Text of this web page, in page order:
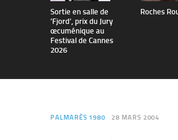
Sortie en salle de
’Fjord’, prix du Jury
œcuménique au
Festival de Cannes
2026
Roches
PALMARÈS 1980 28 MARS 2004